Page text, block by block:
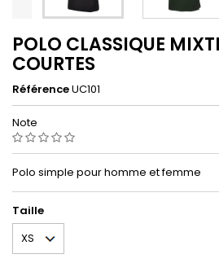
POLO CLASSIQUE
COURTES
RéférenceUC101
Note
Polo simple pour homme et femme
Taille